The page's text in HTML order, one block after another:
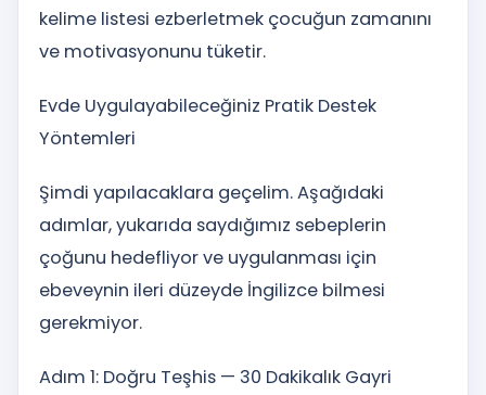
kelime listesi ezberletmek çocuğun zamanını
ve motivasyonunu tüketir.
Evde Uygulayabileceğiniz Pratik Destek
Yöntemleri
Şimdi yapılacaklara geçelim. Aşağıdaki
adımlar, yukarıda saydığımız sebeplerin
çoğunu hedefliyor ve uygulanması için
ebeveynin ileri düzeyde İngilizce bilmesi
gerekmiyor.
Adım 1: Doğru Teşhis — 30 Dakikalık Gayri